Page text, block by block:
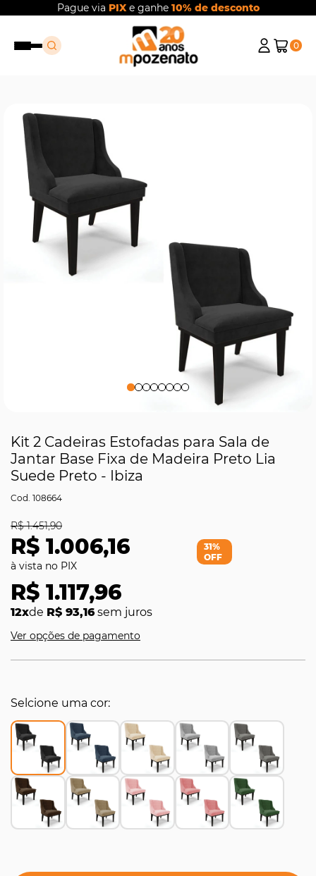
Pague via PIXe ganhe 10% de desconto
0
Kit 2 Cadeiras Estofadas para Sala de
Jantar Base Fixa de Madeira Preto Lia
Suede Preto - Ibiza
108664
R$ 1.006,16
R$ 1.451,90
R$ 1.117,96
12xde R$ 93,16 sem juros
31%
OFF
Ver opções de pagamento
Selcione uma cor